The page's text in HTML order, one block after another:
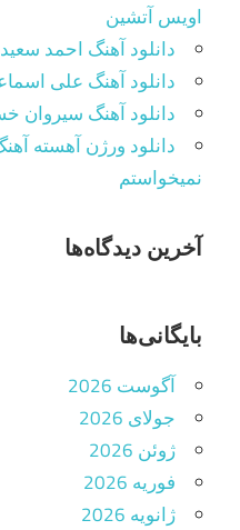
اویس آتشین
دانلود آهنگ احمد
دانلود آهنگ علی
دانلود آهنگ سیروان
دانلود ورژن آهسته
نمیخواستم
آخرین دیدگاه‌ها
بایگانی‌ها
آگوست 2026
جولای 2026
ژوئن 2026
فوریه 2026
ژانویه 2026